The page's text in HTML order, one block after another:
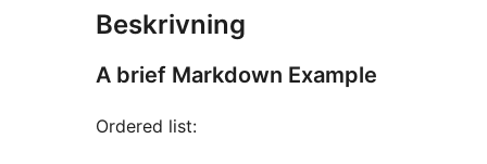
Beskrivning
A brief Markdown Example
Ordered list: